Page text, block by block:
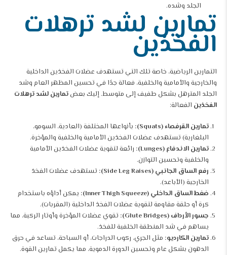
الجلد وشده.
تمارين لشد ترهلات
الفخذين
التمارين الرياضية، خاصة تلك التي تستهدف عضلات الفخذين الداخلية
والخارجية والأمامية والخلفية، فعالة جدًا في تحسين المظهر العام وشد
الجلد المترهل بشكل طفيف إلى متوسط. إليك بعض تمارين لشد ترهلات
الفخذين الفعالة:
تمارين القرفصاء (Squats):
بأنواعها المختلفة (العادية، السومو،
البلغارية) تستهدف عضلات الفخذين الأمامية والخلفية والمؤخرة.
تمارين الاندفاع (Lunges):
رائعة لتقوية عضلات الفخذين الأمامية
والخلفية وتحسين التوازن.
رفع الساق الجانبي (Side Leg Raises):
تستهدف عضلات الفخذ
الخارجية (الأباعد).
ضغط الساق الداخلي (Inner Thigh Squeeze):
يمكن أداؤه باستخدام
كرة أو حلقة مقاومة لتقوية عضلات الفخذ الداخلية (المقربات).
جسور الأرداف (Glute Bridges):
تقوي عضلات المؤخرة وأوتار الركبة، مما
يساهم في شد المنطقة الخلفية للفخذ.
تمارين الكارديو: مثل الجري، ركوب الدراجات، أو السباحة، تساعد في حرق
الدهون بشكل عام وتحسين الدورة الدموية، مما يكمل تمارين القوة.